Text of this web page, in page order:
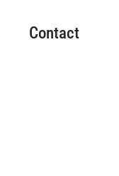
Contact